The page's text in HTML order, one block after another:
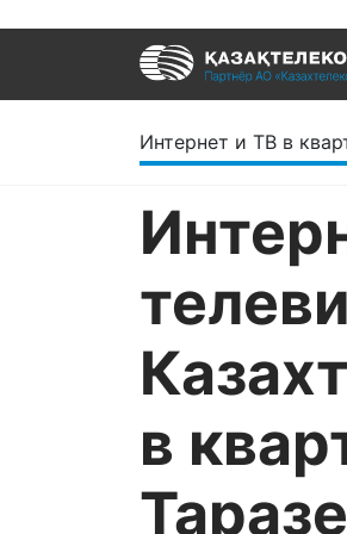
Услуги
Интернет и ТВ в частном
Интернет и ТВ в
в
Таразе